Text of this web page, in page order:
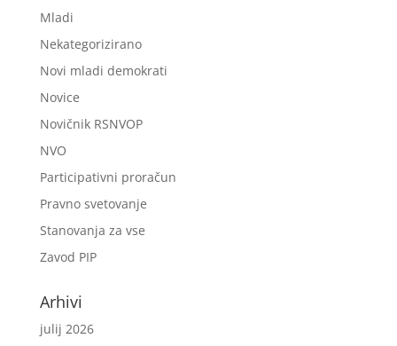
Mladi
Nekategorizirano
Novi mladi demokrati
Novice
Novičnik RSNVOP
NVO
Participativni proračun
Pravno svetovanje
Stanovanja za vse
Zavod PIP
Arhivi
julij 2026